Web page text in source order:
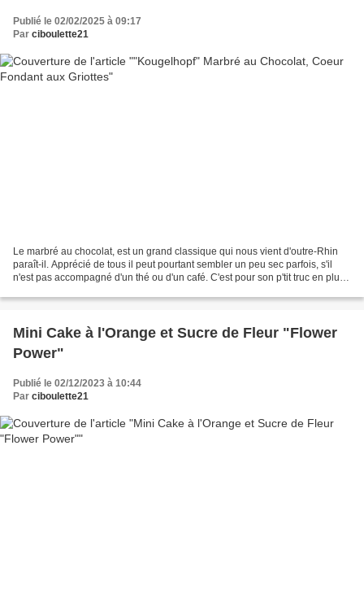
Publié le 02/02/2025 à 09:17
Par ciboulette21
Le marbré au chocolat, est un grand classique qui nous vient d'outre-Rhin
paraît-il. Apprécié de tous il peut pourtant sembler un peu sec parfois, s'il
n'est pas accompagné d'un thé ou d'un café. C'est pour son p'tit truc en plus,
Mini Cake à l'Orange et Sucre de Fleur "Flower
Power"
Publié le 02/12/2023 à 10:44
Par ciboulette21